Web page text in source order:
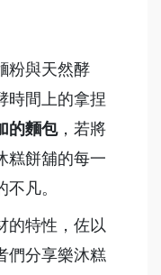
粉與天然酵
時間上的拿捏
的麵包，若將
糕餅舖的每一
凡。
的特性，佐以
們分享樂沐糕